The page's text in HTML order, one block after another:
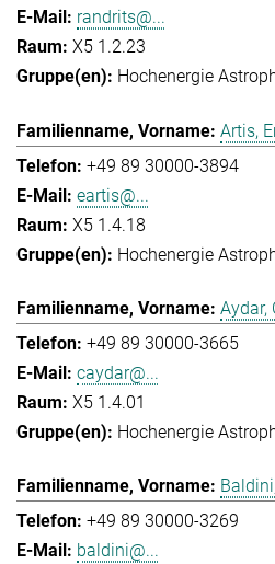
randrits@...
X5 1.2.23
Hochenergie
Artis,
+49 89 30000-3894
eartis@...
X5 1.4.18
Hochenergie
Aydar,
+49 89 30000-3665
caydar@...
X5 1.4.01
Hochenergie
+49 89 30000-3269
baldini@...